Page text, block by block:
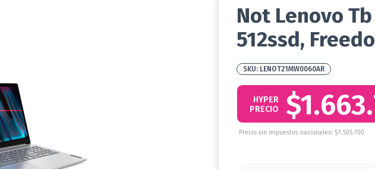
Not Lenovo
512ssd,
LENOT21MW0060AR
HYPER
PRECIO
Precio sin impuestos nacionales: $1.505.700